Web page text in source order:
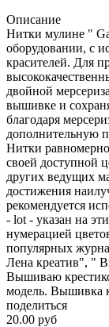
Описание
Нитки мулине "
оборудовании, с
красителей. Для
двойной
вышивке и
благодаря
дополнительную
Нитки
своей доступной
других ведущих
достижения
рекомендуется
- lot - указан на
нумерацией
популярных
Лена креатив", "
Вышиваю
модель. Вышивка
поделиться
20.00 руб